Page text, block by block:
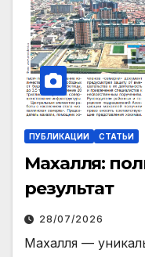
ПУБЛИКАЦИИ СТАТЬИ
Махалля:
результат
28/07/2026
Махалля —